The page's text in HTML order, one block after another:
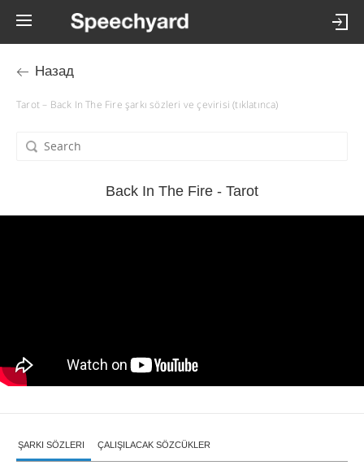
Назад
Tarot – Back In The Fire şarkı sözleri ve çevirisi (tıklatınca)
Back In The Fire - Tarot
ŞARKI SÖZLERI ÇALIŞILACAK SÖZCÜKLER